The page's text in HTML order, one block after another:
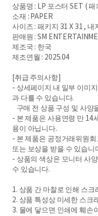
상품명 : LP 포스터 SET (
소재 : PAPER
사이즈 : 패키지 31 X 31 , 내
판매원 : SM
제조국 : 한국
제조연월 : 2025.04
[취급 주의사항]
- 상세페이지 내 일부 이미
과 다를 수 있습니다.
구매 전 상품 구성 및 사양
- 본 제품은 사용연령 만 14
용이 아닙니다.
- 본 제품은 공정거래위원
또는 보상을 받을 수 있습니
- 상품의 색상은 모니터 사
수 있습니다.
1. 상품 간 마찰로 인해 스
2. 상품 특성상 미세한 스크
3. 물에 닿으면 인쇄에 훼손